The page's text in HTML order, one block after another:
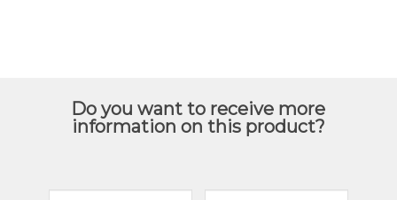
Do you want to receive more
information on this product?